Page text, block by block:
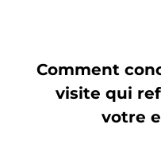
Comment
visite qui
votre